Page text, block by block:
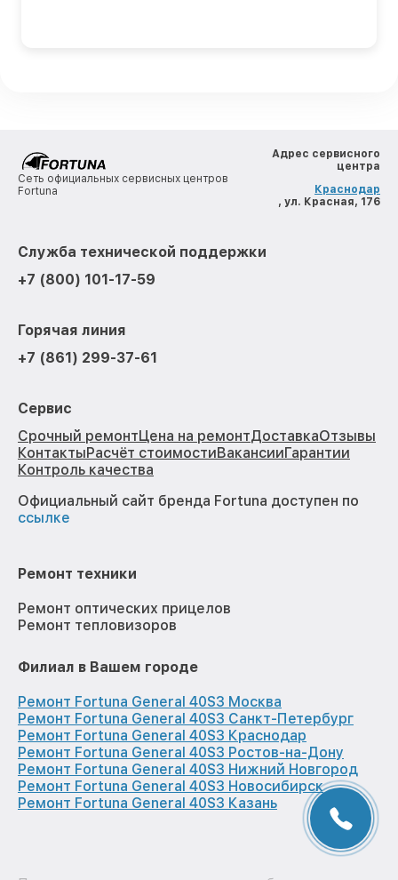
Сеть официальных сервисных центров
Fortuna
Адрес сервисного
центра
Краснодар
, ул. Красная, 176
Служба технической поддержки
+7 (800) 101-17-59
Горячая линия
+7 (861) 299-37-61
Сервис
Срочный ремонтЦена на ремонтДоставкаОтзывы
КонтактыРасчёт стоимостиВакансииГарантии
Контроль качества
Официальный сайт бренда Fortuna доступен по
ссылке
Ремонт техники
Ремонт оптических прицелов
Ремонт тепловизоров
Филиал в Вашем городе
Ремонт Fortuna General 40S3 Москва
Ремонт Fortuna General 40S3 Санкт-Петербург
Ремонт Fortuna General 40S3 Краснодар
Ремонт Fortuna General 40S3 Ростов-на-Дону
Ремонт Fortuna General 40S3 Нижний Новгород
Ремонт Fortuna General 40S3 Новосибирск
Ремонт Fortuna General 40S3 Казань